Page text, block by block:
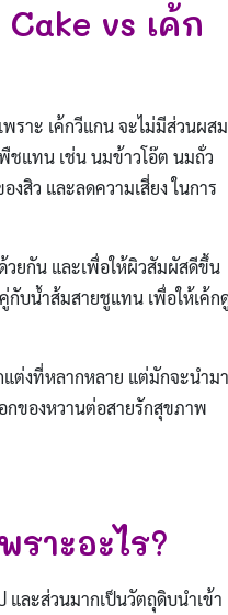
vs เค้ก
พราะ เค้กวีแกน จะไม่มีส่วนผสม
ชแทน เช่น นมข้าวโอ๊ต นมถั่ว
สิว และลดความเสี่ยง ในการ
วยกัน และเพื่อให้ผิวสัมผัสดีขึ้น
กับน้ำส้มสายชูแทน เพื่อให้เค้ก
แต่งที่หลากหลาย แต่มักจะนำมา
กของหวานต่อสายรักสุขภาพ
ราะอะไร?
และส่วนมากเป็นวัตถุดิบนำเข้า